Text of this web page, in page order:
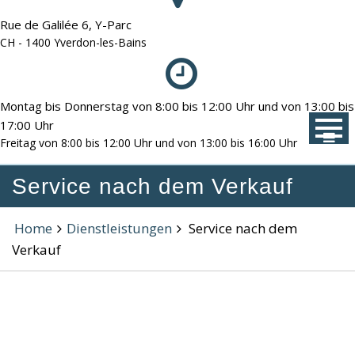
Rue de Galilée 6, Y-Parc
CH - 1400 Yverdon-les-Bains
Montag bis Donnerstag von 8:00 bis 12:00 Uhr und von 13:00 bis
17:00 Uhr
Freitag von 8:00 bis 12:00 Uhr und von 13:00 bis 16:00 Uhr
Service nach dem Verkauf
Home Dienstleistungen
Service nach dem
Verkauf